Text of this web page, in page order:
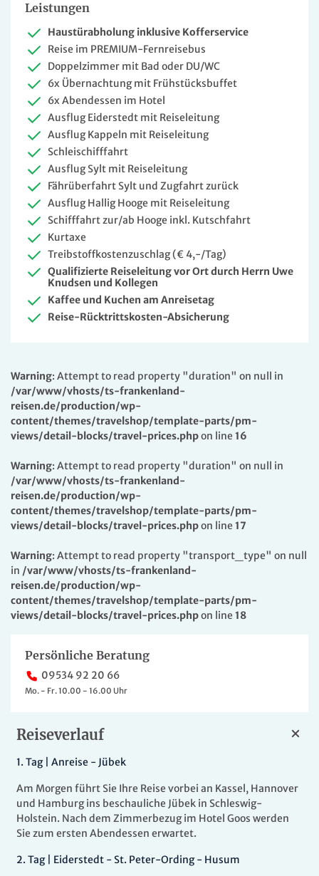
Reiseverlauf
1. Tag | Anreise - Jübek
Am Morgen führt Sie Ihre Reise vorbei an Kassel, Hannover
und Hamburg ins beschauliche Jübek in Schleswig-
Holstein. Nach dem Zimmerbezug im Hotel Goos werden
Sie zum ersten Abendessen erwartet.
2. Tag | Eiderstedt - St. Peter-Ording - Husum
Leistungen
Haustürabholung inklusive Kofferservice
Reise im PREMIUM-Fernreisebus
Doppelzimmer mit Bad oder DU/WC
6x Übernachtung mit Frühstücksbuffet
6x Abendessen im Hotel
Ausflug Eiderstedt mit Reiseleitung
Ausflug Kappeln mit Reiseleitung
Schleischifffahrt
Ausflug Sylt mit Reiseleitung
Fährüberfahrt Sylt und Zugfahrt zurück
Ausflug Hallig Hooge mit Reiseleitung
Schifffahrt zur/ab Hooge inkl. Kutschfahrt
Kurtaxe
Treibstoffkostenzuschlag (€ 4,-/Tag)
Qualifizierte Reiseleitung vor Ort durch Herrn Uwe
Knudsen und Kollegen
Kaffee und Kuchen am Anreisetag
Reise-Rücktrittskosten-Absicherung
Warning: Attempt to read property "duration" on null in
/var/www/vhosts/ts-frankenland-
reisen.de/production/wp-
content/themes/travelshop/template-parts/pm-
views/detail-blocks/travel-prices.phpon line 16
Warning: Attempt to read property "duration" on null in
/var/www/vhosts/ts-frankenland-
reisen.de/production/wp-
content/themes/travelshop/template-parts/pm-
views/detail-blocks/travel-prices.phpon line 17
Warning: Attempt to read property "transport_type" on null
in /var/www/vhosts/ts-frankenland-
reisen.de/production/wp-
content/themes/travelshop/template-parts/pm-
views/detail-blocks/travel-prices.phpon line 18
Persönliche Beratung
09534 92 20 66
Mo. - Fr. 10.00 - 16.00 Uhr